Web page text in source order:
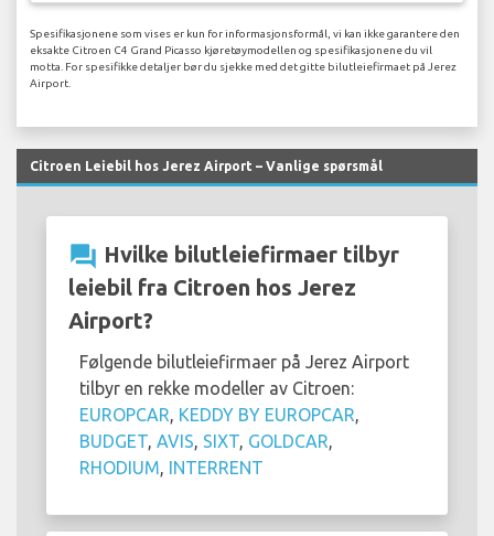
Spesifikasjonene som vises er kun for informasjonsformål, vi kan ikke garantere den
eksakte Citroen C4 Grand Picasso kjøretøymodellen og spesifikasjonene du vil
motta. For spesifikke detaljer bør du sjekke med det gitte bilutleiefirmaet på Jerez
Airport.
Citroen Leiebil hos Jerez Airport – Vanlige spørsmål
question_answer Hvilke bilutleiefirmaer tilbyr
leiebil fra Citroen hos Jerez
Airport?
Følgende bilutleiefirmaer på Jerez Airport
tilbyr en rekke modeller av Citroen:
EUROPCAR, KEDDY BY EUROPCAR,
BUDGET, AVIS, SIXT, GOLDCAR,
RHODIUM, INTERRENT